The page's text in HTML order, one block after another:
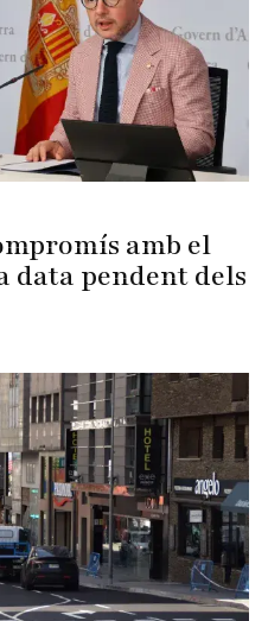
amb el
data pendent dels